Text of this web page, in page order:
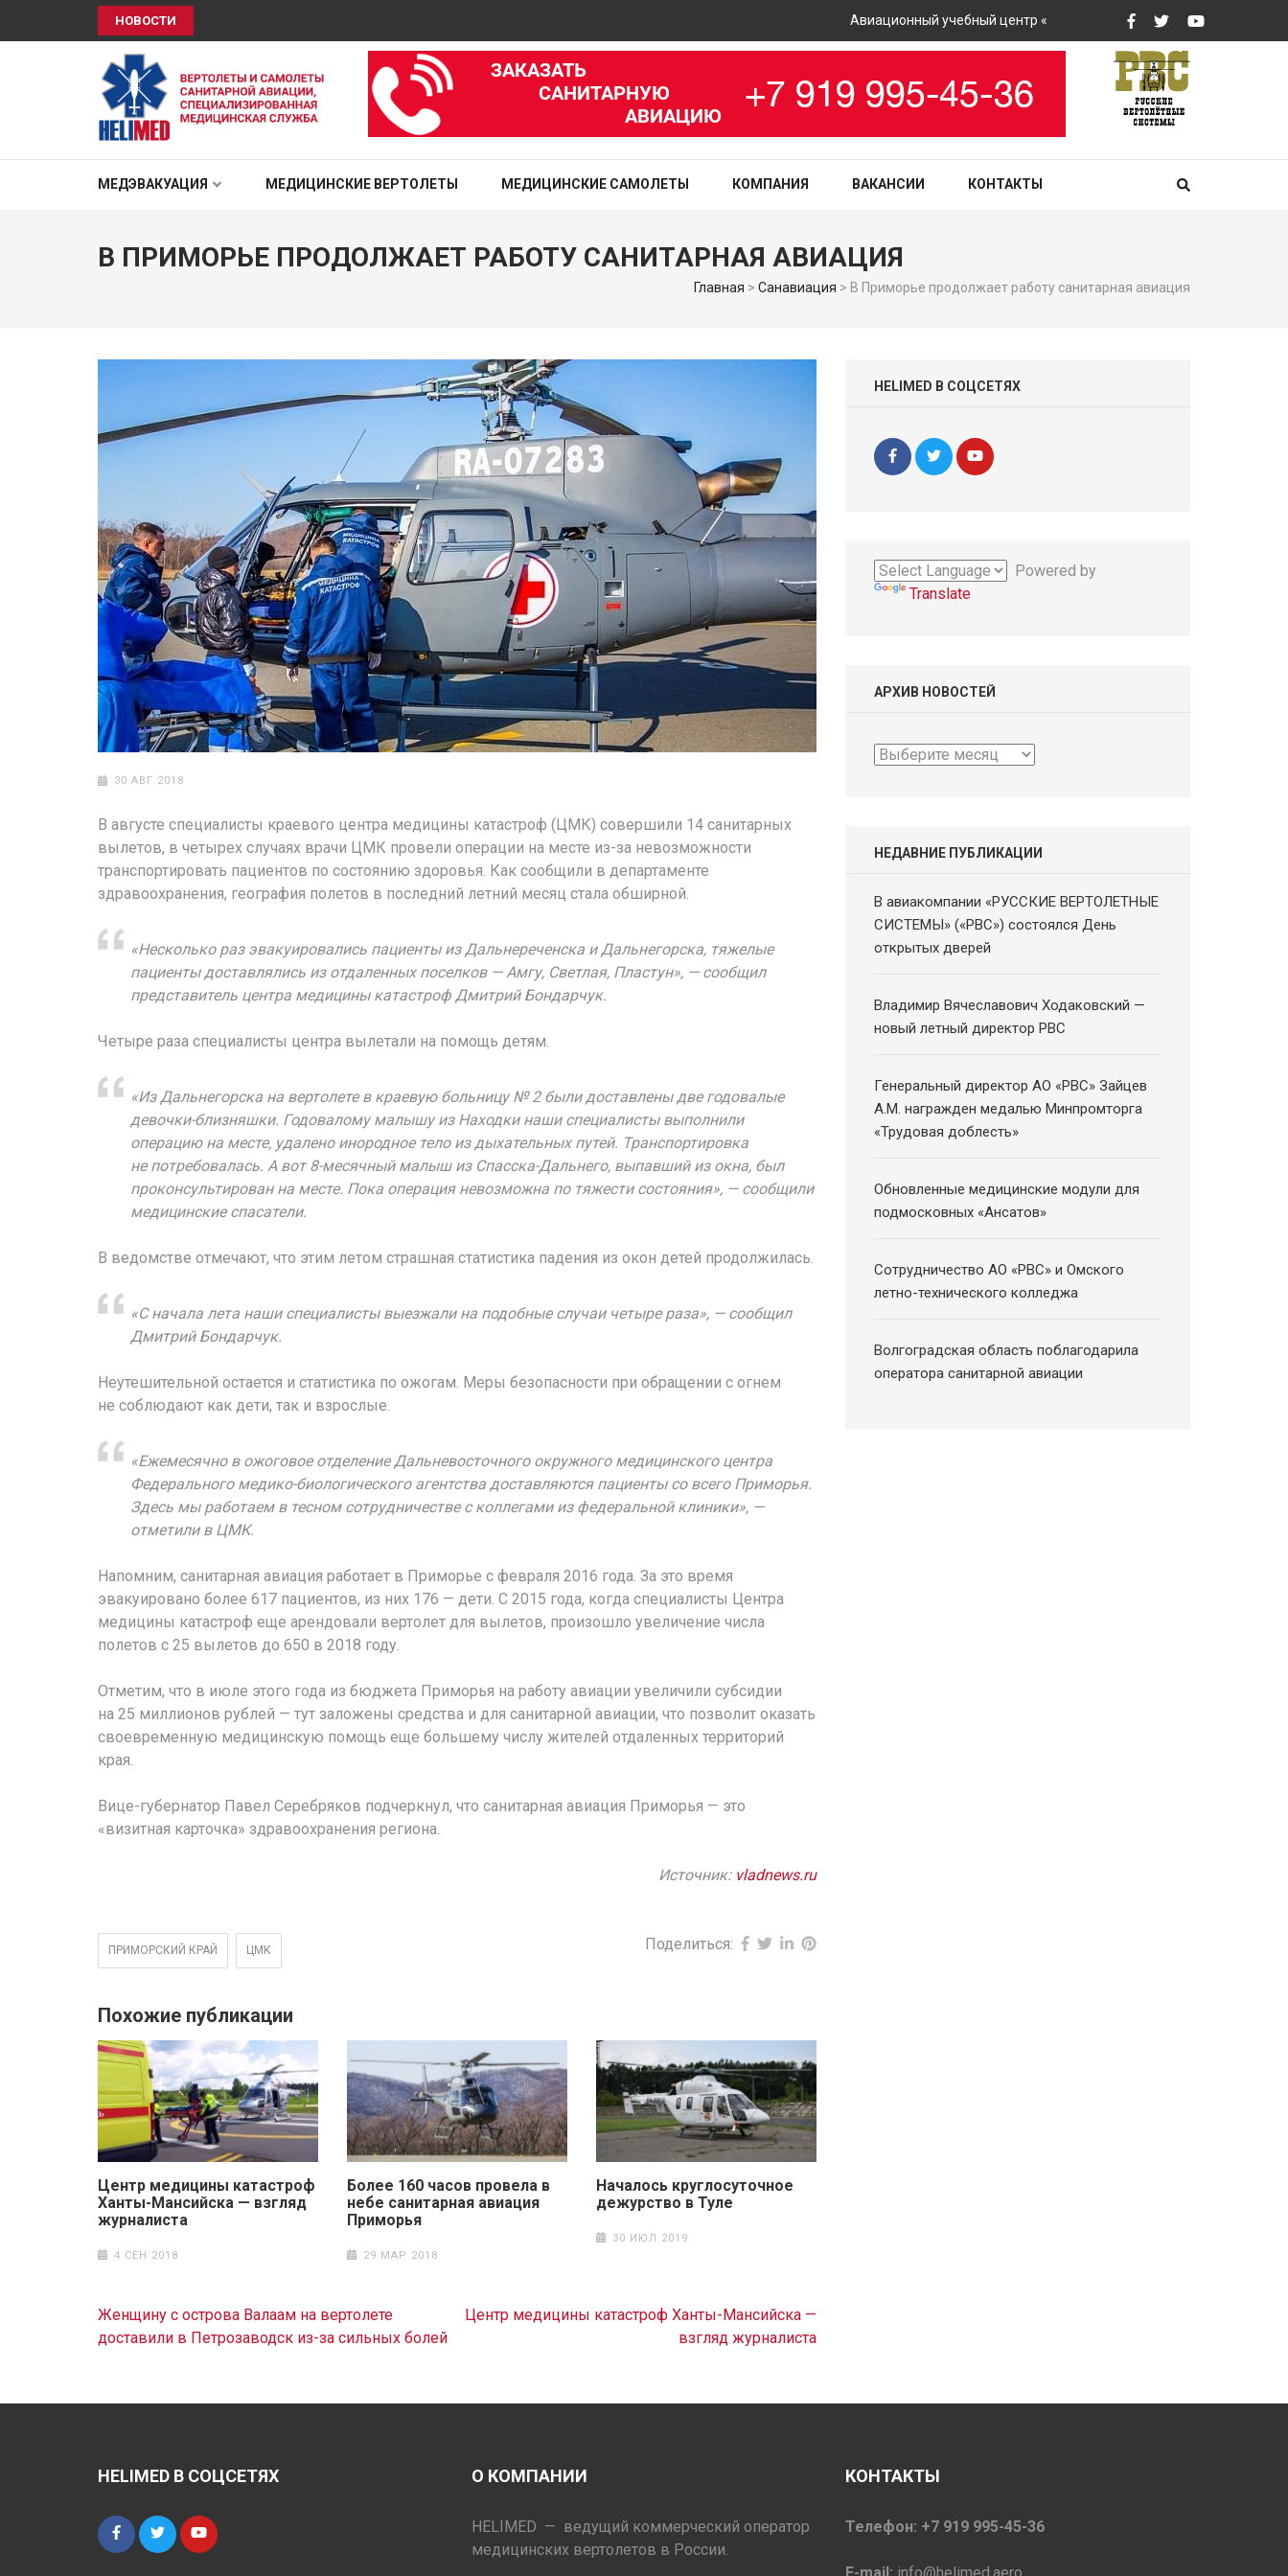
НОВОСТИ Авиационный учебный центр «РВС» закупит вертолетные тренажеры
HELIMED
МЕДЭВАКУАЦИЯ МЕДИЦИНСКИЕ ВЕРТОЛЕТЫ МЕДИЦИНСКИЕ САМОЛЕТЫ КОМПАНИЯ ВАКАНСИИ КОНТАКТЫ
В ПРИМОРЬЕ ПРОДОЛЖАЕТ РАБОТУ САНИТАРНАЯ АВИАЦИЯ
Главная > Санавиация > В Приморье продолжает работу санитарная авиация
30 АВГ 2018
В августе специалисты краевого центра медицины катастроф (ЦМК) совершили 14 санитарных
вылетов, в четырех случаях врачи ЦМК провели операции на месте из-за невозможности
транспортировать пациентов по состоянию здоровья. Как сообщили в департаменте
здравоохранения, география полетов в последний летний месяц стала обширной.
«Несколько раз эвакуировались пациенты из Дальнереченска и Дальнегорска, тяжелые
пациенты доставлялись из отдаленных поселков — Амгу, Светлая, Пластун», — сообщил
представитель центра медицины катастроф Дмитрий Бондарчук.
Четыре раза специалисты центра вылетали на помощь детям.
«Из Дальнегорска на вертолете в краевую больницу № 2 были доставлены две годовалые
девочки-близняшки. Годовалому малышу из Находки наши специалисты выполнили
операцию на месте, удалено инородное тело из дыхательных путей. Транспортировка
не потребовалась. А вот 8-месячный малыш из Спасска-Дальнего, выпавший из окна, был
проконсультирован на месте. Пока операция невозможна по тяжести состояния», — сообщили
медицинские спасатели.
В ведомстве отмечают, что этим летом страшная статистика падения из окон детей продолжилась.
«С начала лета наши специалисты выезжали на подобные случаи четыре раза», — сообщил
Дмитрий Бондарчук.
Неутешительной остается и статистика по ожогам. Меры безопасности при обращении с огнем
не соблюдают как дети, так и взрослые.
«Ежемесячно в ожоговое отделение Дальневосточного окружного медицинского центра
Федерального медико-биологического агентства доставляются пациенты со всего Приморья.
Здесь мы работаем в тесном сотрудничестве с коллегами из федеральной клиники», —
отметили в ЦМК.
Напомним, санитарная авиация работает в Приморье с февраля 2016 года. За это время
эвакуировано более 617 пациентов, из них 176 — дети. С 2015 года, когда специалисты Центра
медицины катастроф еще арендовали вертолет для вылетов, произошло увеличение числа
полетов с 25 вылетов до 650 в 2018 году.
Отметим, что в июле этого года из бюджета Приморья на работу авиации увеличили субсидии
на 25 миллионов рублей — тут заложены средства и для санитарной авиации, что позволит оказать
своевременную медицинскую помощь еще большему числу жителей отдаленных территорий
края.
Вице-губернатор Павел Серебряков подчеркнул, что санитарная авиация Приморья — это
«визитная карточка» здравоохранения региона.
Источник: vladnews.ru
ПРИМОРСКИЙ КРАЙ ЦМК Поделиться:
Похожие публикации
Центр медицины катастроф
Ханты-Мансийска — взгляд
журналиста
4 СЕН 2018
Более 160 часов провела в
небе санитарная авиация
Приморья
29 МАР 2018
Началось круглосуточное
дежурство в Туле
30 ИЮЛ 2019
Навигация
по
Женщину с острова Валаам на вертолете
доставили в Петрозаводск из-за сильных болей
Центр медицины катастроф Ханты-Мансийска —
взгляд журналиста
HELIMED В СОЦСЕТЯХ
Powered by
Translate
АРХИВ НОВОСТЕЙ
Архив
НЕДАВНИЕ ПУБЛИКАЦИИ
В авиакомпании «РУССКИЕ ВЕРТОЛЕТНЫЕ
СИСТЕМЫ» («РВС») состоялся День
открытых дверей
Владимир Вячеславович Ходаковский —
новый летный директор РВС
Генеральный директор АО «РВС» Зайцев
А.М. награжден медалью Минпромторга
«Трудовая доблесть»
Обновленные медицинские модули для
подмосковных «Ансатов»
Сотрудничество АО «РВС» и Омского
летно-технического колледжа
Волгоградская область поблагодарила
оператора санитарной авиации
HELIMED В СОЦСЕТЯХ О КОМПАНИИ
HELIMED — ведущий коммерческий оператор
медицинских вертолетов в России.
КОНТАКТЫ
Телефон: +7 919 995-45-36
E-mail: info@helimed.aero